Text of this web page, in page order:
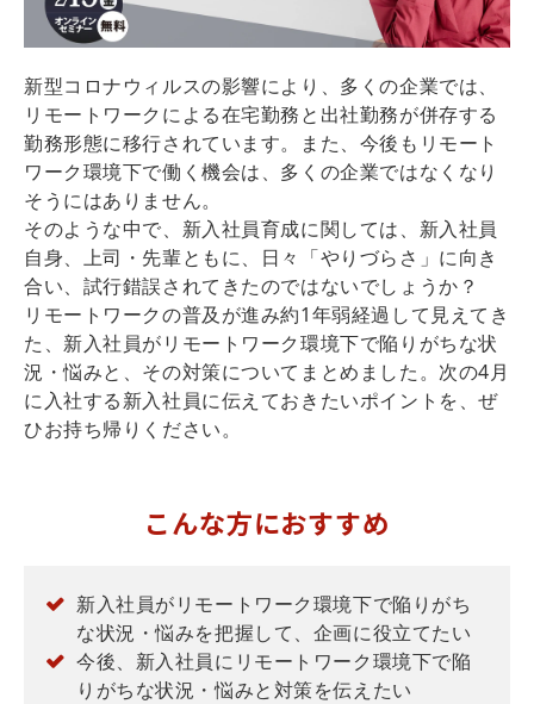
新型コロナウィルスの影響により、多くの企業では、
リモートワークによる在宅勤務と出社勤務が併存する
勤務形態に移行されています。また、今後もリモート
ワーク環境下で働く機会は、多くの企業ではなくなり
そうにはありません。
そのような中で、新入社員育成に関しては、新入社員
自身、上司・先輩ともに、日々「やりづらさ」に向き
合い、試行錯誤されてきたのではないでしょうか？
リモートワークの普及が進み約1年弱経過して見えてき
た、新入社員がリモートワーク環境下で陥りがちな状
況・悩みと、その対策についてまとめました。次の4月
に入社する新入社員に伝えておきたいポイントを、ぜ
ひお持ち帰りください。
こんな方におすすめ
新入社員がリモートワーク環境下で陥りがち
な状況・悩みを把握して、企画に役立てたい
今後、新入社員にリモートワーク環境下で陥
りがちな状況・悩みと対策を伝えたい